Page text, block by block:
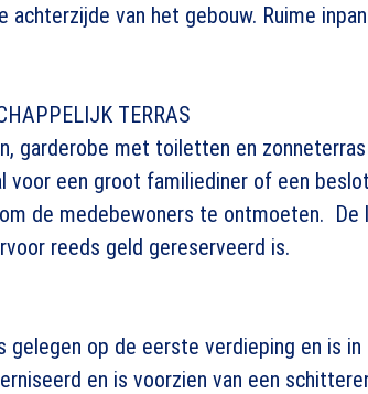
achterzijde van het gebouw. Ruime
TERRAS
garderobe met toiletten en
voor een groot familiediner of een
de medebewoners te ontmoeten. De
reeds geld gereserveerd is.
gelegen op de eerste verdieping en is
en is voorzien van een